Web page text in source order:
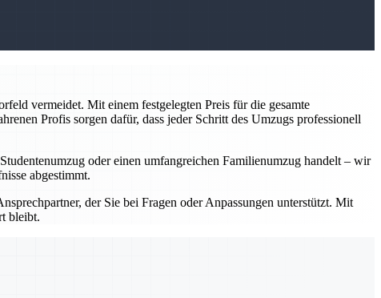
vermeidet. Mit einem festgelegten Preis für die gesamte
Profis sorgen dafür, dass jeder Schritt des Umzugs professionell
oder einen umfangreichen Familienumzug handelt – wir
abgestimmt.
der Sie bei Fragen oder Anpassungen unterstützt. Mit
bleibt.